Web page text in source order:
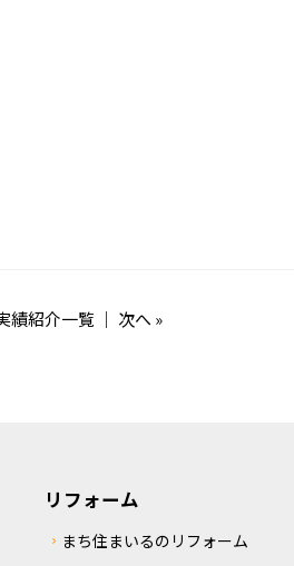
績紹介一覧 ｜ 次へ »
リフォーム
まち住まいるのリフォーム